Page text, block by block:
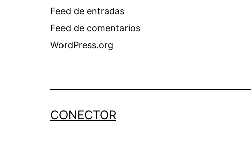
Feed de entradas
Feed de comentarios
WordPress.org
CONECTOR